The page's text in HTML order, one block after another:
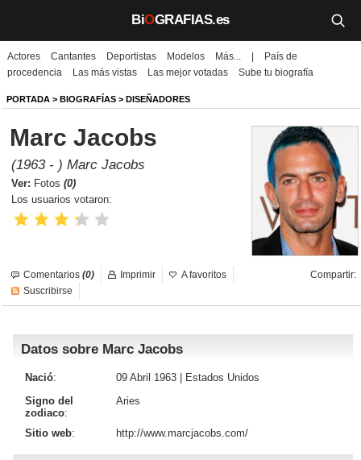
BiOGRAFIAS.es
Biografías
Películas
TV
Música
Un día como hoy
Galerías
Iniciar sesión
Actores Cantantes Deportistas Modelos Más...
País de
procedencia
Las más vistas Las mejor votadas Sube tu biografía
PORTADA > BIOGRAFÍAS > DISEÑADORES
Marc Jacobs
(1963 - ) Marc Jacobs
Ver: Fotos (0)
Los usuarios votaron:
Comentarios (0) Compartir:
Imprimir
A favoritos
Suscribirse
Datos sobre Marc Jacobs
Nació: 09 Abril 1963 |
Estados Unidos
Signo del
zodiaco:
Aries
Sitio web: http://www.marcjacobs.com/